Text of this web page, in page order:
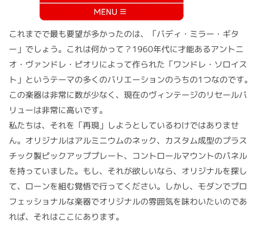
これまでで最も要望が多かったのは、「バディ・ミラー・ギタ
ー」でしょう。これは何かって？1960年代に才能あるアントニ
オ・ヴァンドレ・ピオリによって作られた「ワンドレ・ソロイス
ト」というテーマの多くのバリエーションのうちの1つなのです。
この楽器は非常に数が少なく、現在のヴィンテージのリセールバ
リューは非常に高いです。
私たちは、それを「再現」しようとしているわけではありませ
ん。オリジナルはアルミニウムのネック、カスタム成型のプラス
チック製ピックアッププレート、コントロールマウントのパネル
を持っていました。もし、それが欲しいなら、オリジナルを探し
て、ローンを組む覚悟で行ってください。しかし、モダンでプロ
フェッショナルな楽器でオリジナルの雰囲気を味わいたいのであ
れば、それはここにあります。